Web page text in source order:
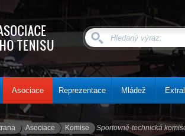
Asociace Reprezentace Mládež
Asociace Komise Sportovně-technická